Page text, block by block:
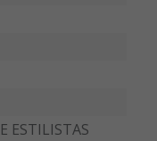
ESTILISTAS